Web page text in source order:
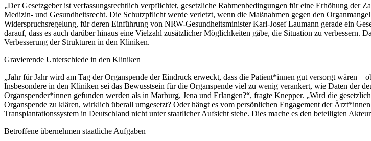
„Der Gesetzgeber ist verfassungsrechtlich verpflichtet, gesetzliche Rahmenbedingungen für eine Erhöhung der
Medizin- und Gesundheitsrecht. Die Schutzpflicht werde verletzt, wenn die Maßnahmen gegen den
Widerspruchsregelung, für deren Einführung von NRW-Gesundheitsminister Karl-Josef Laumann gerade ein
darauf, dass es auch darüber hinaus eine Vielzahl zusätzlicher Möglichkeiten gäbe, die Situation zu verbessern.
Verbesserung der Strukturen in den Kliniken.
Gravierende Unterschiede in den Kliniken
„Jahr für Jahr wird am Tag der Organspende der Eindruck erweckt, dass die Patient*innen gut versorgt wären
Insbesondere in den Kliniken sei das Bewusstsein für die Organspende viel zu wenig verankert, wie Daten der
Organspender*innen gefunden werden als in Marburg, Jena und Erlangen?“, fragte Knepper. „Wird die
Organspende zu klären, wirklich überall umgesetzt? Oder hängt es vom persönlichen Engagement der
Transplantationssystem in Deutschland nicht unter staatlicher Aufsicht stehe. Dies mache es den beteiligten
Betroffene übernehmen staatliche Aufgaben